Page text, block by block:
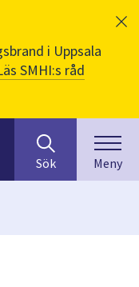
i Uppsala
SMHI:s råd
efter
innehåll
på
Sök Meny